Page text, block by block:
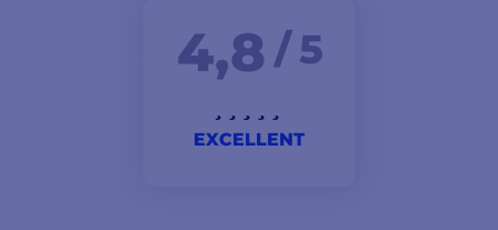
4,8 / 5
EXCELLENT